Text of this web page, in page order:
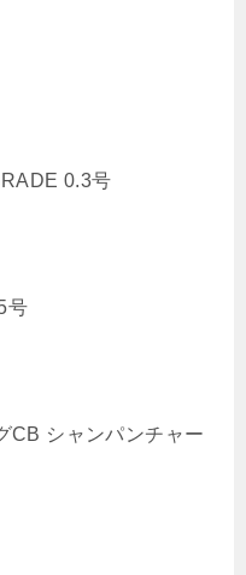
0.3号
号
CB シャンパンチャー